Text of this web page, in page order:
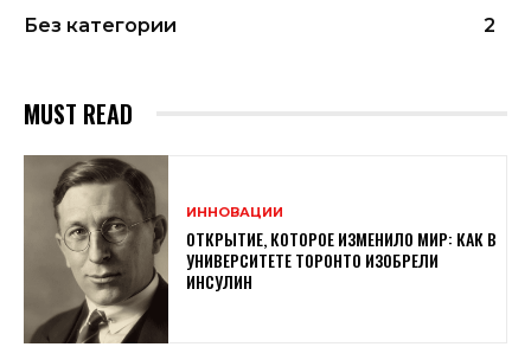
Без категории
2
MUST READ
ИННОВАЦИИ
ОТКРЫТИЕ, КОТОРОЕ ИЗМЕНИЛО МИР: КАК В
УНИВЕРСИТЕТЕ ТОРОНТО ИЗОБРЕЛИ
ИНСУЛИН